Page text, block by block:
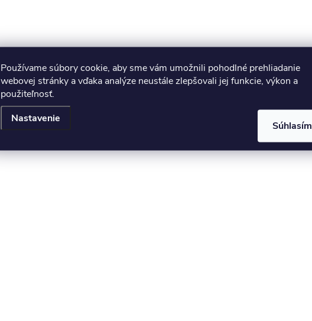
Používame súbory cookie, aby sme vám umožnili pohodlné prehliadanie
webovej stránky a vďaka analýze neustále zlepšovali jej funkcie, výkon a
použiteľnosť.
Nastavenie
Súhlasím